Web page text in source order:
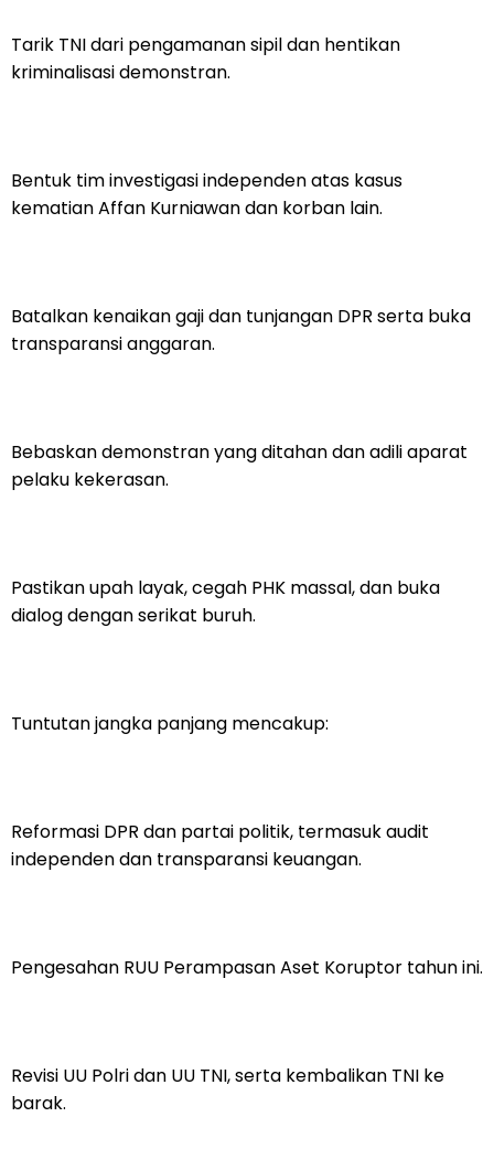
Tarik TNI dari pengamanan sipil dan hentikan
kriminalisasi demonstran.
Bentuk tim investigasi independen atas kasus
kematian Affan Kurniawan dan korban lain.
Batalkan kenaikan gaji dan tunjangan DPR serta buka
transparansi anggaran.
Bebaskan demonstran yang ditahan dan adili aparat
pelaku kekerasan.
Pastikan upah layak, cegah PHK massal, dan buka
dialog dengan serikat buruh.
Tuntutan jangka panjang mencakup:
Reformasi DPR dan partai politik, termasuk audit
independen dan transparansi keuangan.
Pengesahan RUU Perampasan Aset Koruptor tahun ini.
Revisi UU Polri dan UU TNI, serta kembalikan TNI ke
barak.